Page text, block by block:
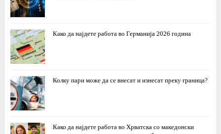
Како да најдете работа во Германија 2026 година
Колку пари може да се внесат и изнесат преку граница?
Како да најдете работа во Хрватска со македонски